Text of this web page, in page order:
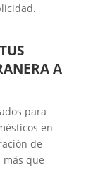
A
para
en
de
más que